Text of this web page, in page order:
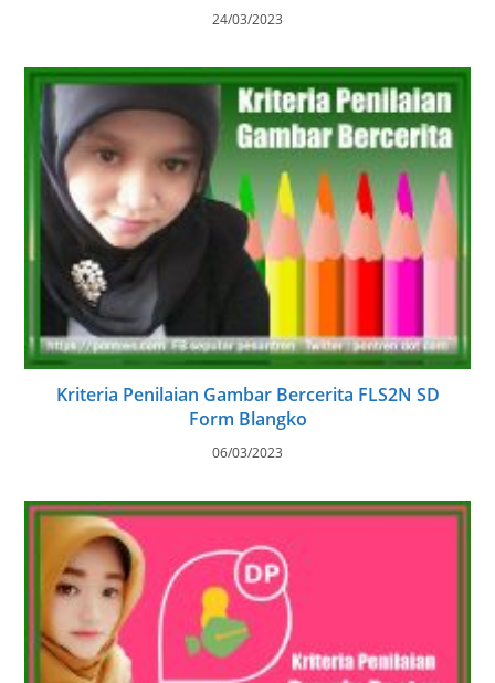
24/03/2023
Kriteria Penilaian Gambar Bercerita FLS2N SD
Form Blangko
06/03/2023